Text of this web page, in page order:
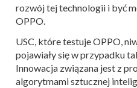
rozwój tej technologii i być
OPPO.
USC, które testuje OPPO,
pojawiały się w przypadku
Innowacja związana jest z
algorytmami sztucznej